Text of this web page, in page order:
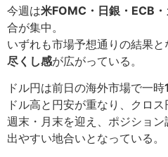
今週は米FOMC・日銀・ECB
合が集中。
いずれも市場予想通りの結果
尽くし感が広がっている。
ドル円は前日の海外市場で一時
ドル高と円安が重なり、クロス
週末・月末を迎え、ポジショ
出やすい地合いとなっている。